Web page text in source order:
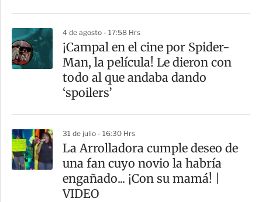
4 de agosto - 17:58 Hrs
¡Campal en el cine por Spider-
Man, la película! Le dieron con
todo al que andaba dando
‘spoilers’
31 de julio - 16:30 Hrs
La Arrolladora cumple deseo de
una fan cuyo novio la habría
engañado... ¡Con su mamá! |
VIDEO